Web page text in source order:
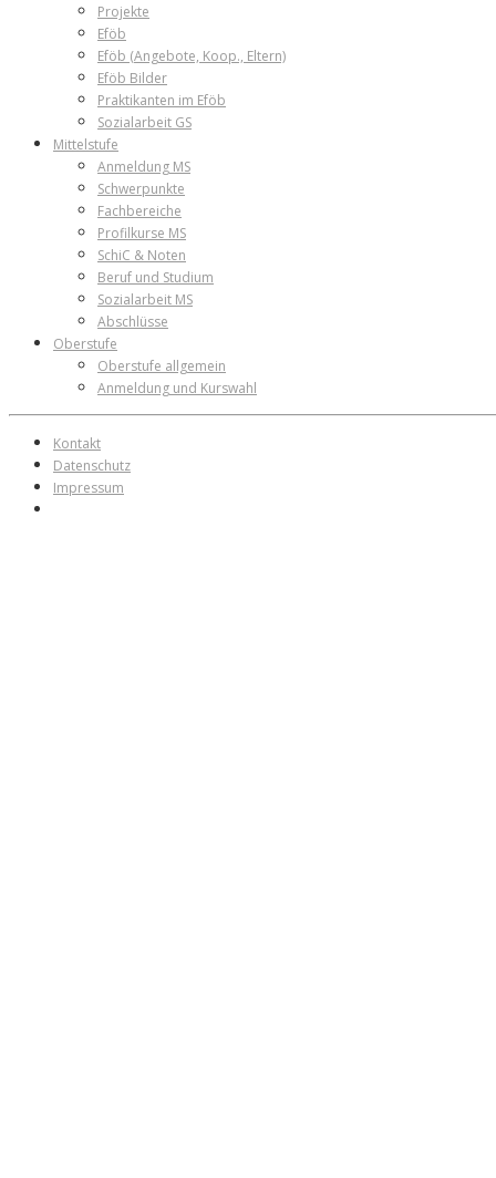
Projekte
Eföb
Eföb (Angebote, Koop., Eltern)
Eföb Bilder
Praktikanten im Eföb
Sozialarbeit GS
Mittelstufe
Anmeldung MS
Schwerpunkte
Fachbereiche
Profilkurse MS
SchiC & Noten
Beruf und Studium
Sozialarbeit MS
Abschlüsse
Oberstufe
Oberstufe allgemein
Anmeldung und Kurswahl
Kontakt
Datenschutz
Impressum